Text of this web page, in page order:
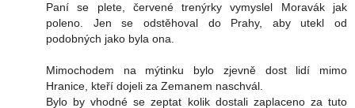
Paní se plete, červené trenýrky vymyslel Moravák jak
poleno. Jen se odstěhoval do Prahy, aby utekl od
podobných jako byla ona.
Mimochodem na mýtinku bylo zjevně dost lidí mimo
Hranice, kteří dojeli za Zemanem naschvál.
Bylo by vhodné se zeptat kolik dostali zaplaceno za tuto